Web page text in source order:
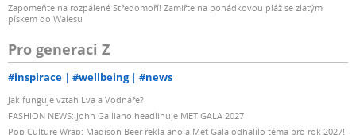
Zapomeňte na rozpálené Středomoří! Zamiřte na pohádkovou pláž se zlatým
pískem do Walesu
Pro generaci Z
#inspirace #wellbeing #news
Jak funguje vztah Lva a Vodnáře?
FASHION NEWS: John Galliano headlinuje MET GALA 2027
Pop Culture Wrap: Madison Beer řekla ano a Met Gala odhalilo téma pro rok 2027!